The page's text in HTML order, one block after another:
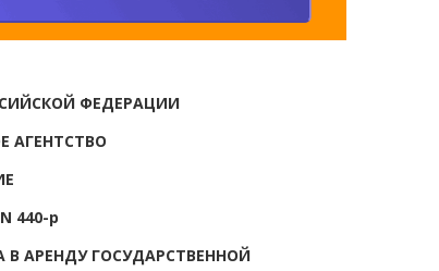
ФЕДЕРАЦИИ
АГЕНТСТВО
440-р
АРЕНДУ ГОСУДАРСТВЕННОЙ